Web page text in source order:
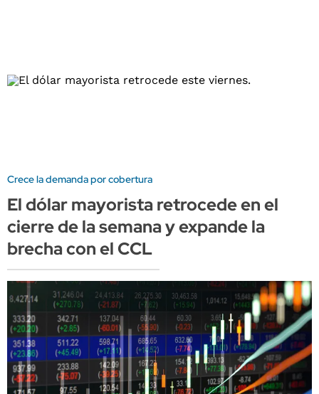
Crece la demanda por cobertura
El dólar mayorista retrocede en el
cierre de la semana y expande la
brecha con el CCL